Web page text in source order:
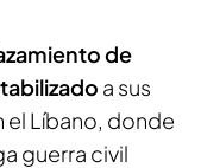
de
a sus
el Líbano, donde
guerra civil